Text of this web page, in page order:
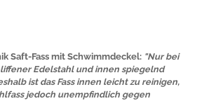
Saft-Fass mit Schwimmdeckel: "Nur bei
Edelstahl und innen spiegelnd
ist das Fass innen leicht zu reinigen,
jedoch unempfindlich gegen